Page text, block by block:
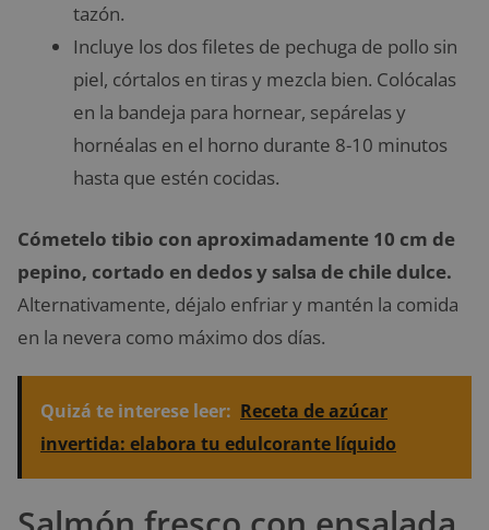
tazón.
Incluye los dos filetes de pechuga de pollo sin
piel, córtalos en tiras y mezcla bien. Colócalas
en la bandeja para hornear, sepárelas y
hornéalas en el horno durante 8-10 minutos
hasta que estén cocidas.
Cómetelo tibio con aproximadamente 10 cm de
pepino, cortado en dedos y salsa de chile dulce.
Alternativamente, déjalo enfriar y mantén la comida
en la nevera como máximo dos días.
Quizá te interese leer: Receta de azúcar
invertida: elabora tu edulcorante líquido